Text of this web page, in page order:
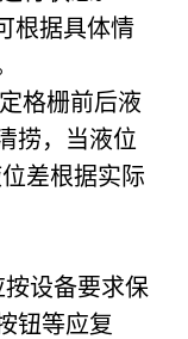
根据具体情
格栅前后液
捞，当液位
差根据实际
设备要求保
钮等应复